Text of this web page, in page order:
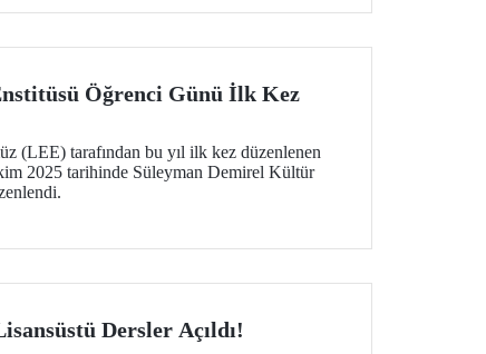
Öğrenci Günü İlk Kez
(LEE) tarafından bu yıl ilk kez düzenlenen
2025 tarihinde Süleyman Demirel Kültür
Dersler Açıldı!